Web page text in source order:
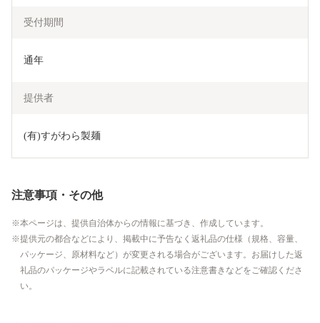
受付期間
通年
提供者
(有)すがわら製麺
注意事項・その他
本ページは、提供自治体からの情報に基づき、作成しています。
提供元の都合などにより、掲載中に予告なく返礼品の仕様（規格、容量、
パッケージ、原材料など）が変更される場合がございます。お届けした返
礼品のパッケージやラベルに記載されている注意書きなどをご確認くださ
い。